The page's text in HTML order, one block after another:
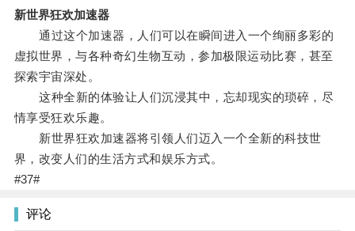
新世界狂欢加速器
通过这个加速器，人们可以在瞬间进入一个绚丽多彩的
虚拟世界，与各种奇幻生物互动，参加极限运动比赛，甚至
探索宇宙深处。
这种全新的体验让人们沉浸其中，忘却现实的琐碎，尽
情享受狂欢乐趣。
新世界狂欢加速器将引领人们迈入一个全新的科技世
界，改变人们的生活方式和娱乐方式。
#37#
评论